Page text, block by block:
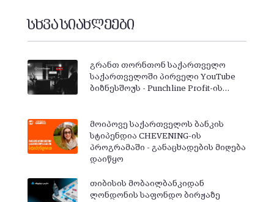
სხვა სიახლეები
გრანთ თორნთონ საქართველო
საქართველოში პირველი YouTube
ბიზნესშოუს - Punchline Profit-ის…
მოიპოვე საქართველოს ბანკის
სტიპენდია CHEVENING-ის
პროგრამაში - განაცხადების მიღება
დაიწყო
თიბისის მობაილბანკიდან
ლონდონის საფონდო ბირჟაზე